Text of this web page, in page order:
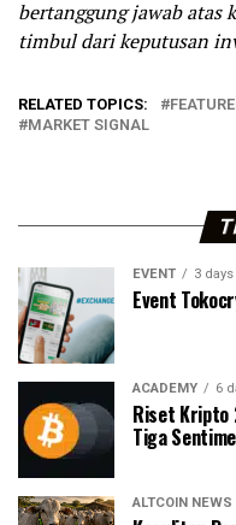
bertanggung jawab atas
timbul dari keputusan
RELATED TOPICS:
MARKET SIGNAL
EVENT 3
Event
ACADEMY 6
Riset Kripto
Tiga
ALTCOIN NEWS